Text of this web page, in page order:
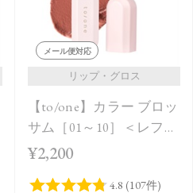
メール便対応
リップ・グロス
【to/one】カラー ブロッ
サム［01～10］＜レフィ
ル＞
¥2,200